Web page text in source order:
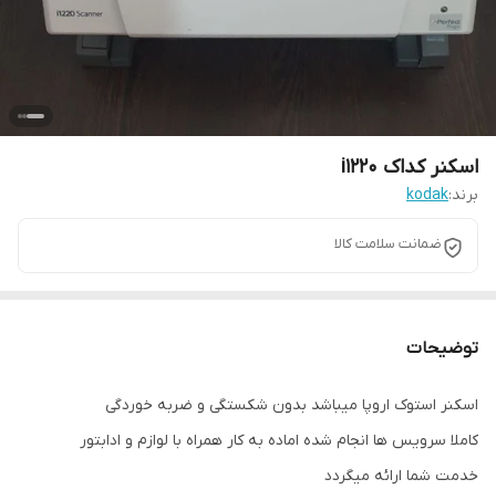
اسکنر کداک i1220
برند:kodak
ضمانت سلامت کالا
توضیحات
اسکنر استوک اروپا میباشد بدون شکستگی و ضربه خوردگی
کاملا سرویس ها انجام شده اماده به کار همراه با لوازم و ادابتور
خدمت شما ارائه میگردد